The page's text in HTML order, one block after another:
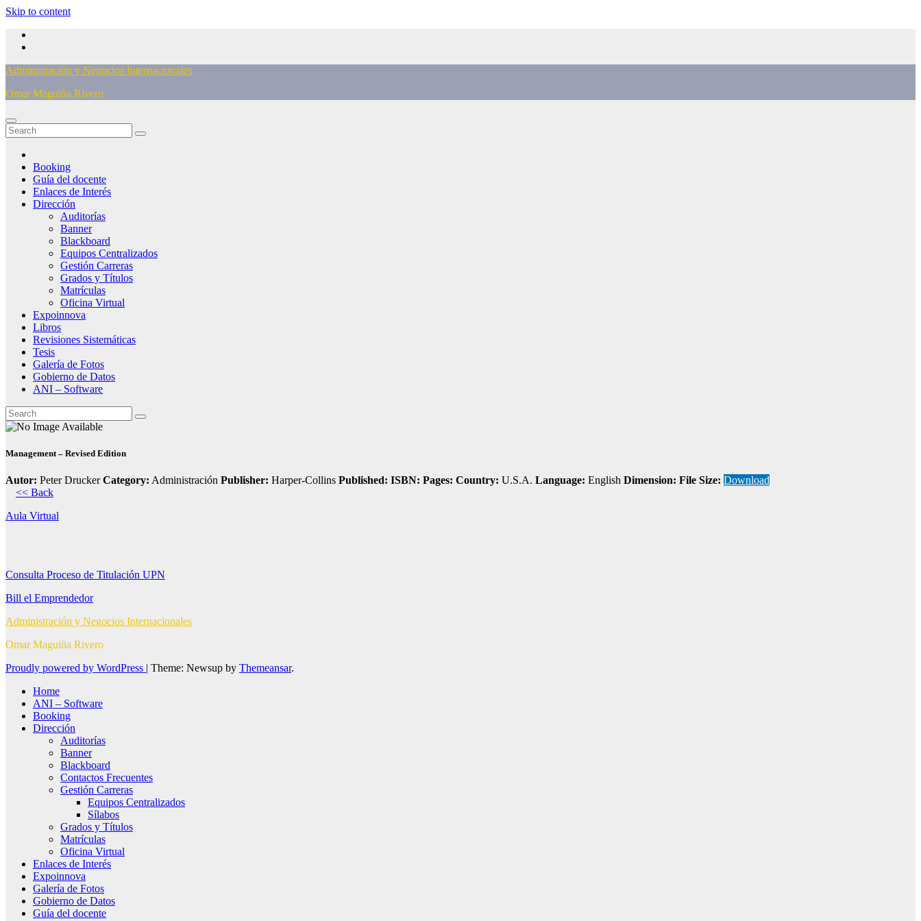
Skip to content
Administración y Negocios Internacionales
Omar Maguiña Rivero
Booking
Guía del docente
Enlaces de Interés
Dirección
Auditorías
Banner
Blackboard
Equipos Centralizados
Gestión Carreras
Grados y Títulos
Matrículas
Oficina Virtual
Expoinnova
Libros
Revisiones Sistemáticas
Tesis
Galería de Fotos
Gobierno de Datos
ANI – Software
Management – Revised Edition
Autor: Peter DruckerCategory: Administración Publisher: Harper-Collins Published: ISBN: Pages: Country: U.S.A. Language: English Dimension: File Size: Download
<< Back
Aula Virtual
Consulta Proceso de Titulación UPN
Bill el Emprendedor
Administración y Negocios Internacionales
Omar Maguiña Rivero
Proudly powered by WordPress | Theme: Newsup by Themeansar.
Home
ANI – Software
Booking
Dirección
Auditorías
Banner
Blackboard
Contactos Frecuentes
Gestión Carreras
Equipos Centralizados
Sílabos
Grados y Títulos
Matrículas
Oficina Virtual
Enlaces de Interés
Expoinnova
Galería de Fotos
Gobierno de Datos
Guía del docente